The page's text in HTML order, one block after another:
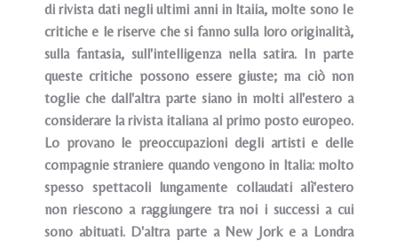
di rivista dati negli ultimi anni in ltaiia, molte sono Ie
critiche e le riserve che si fanno sulla loro originalità,
sulla fantasia, sull'intelligenza nella satira. In parte
queste critiche possono essere giuste; ma ciò non
toglie che dall'altra parte siano in molti all'estero a
considerare la rivista italiana al primo posto europeo.
Lo provano le preoccupazioni degli artisti e delle
compagnie straniere quando vengono in ltalia: molto
spesso spettacoli lungamente collaudati alì'estero
non riescono a raggiungere tra noi i successi a cui
sono abituati. D'altra parte a New Jork e a Londra